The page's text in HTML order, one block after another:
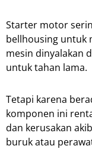
Starter motor
bellhousing untuk
mesin dinyalakan
untuk tahan lama.
Tetapi karena
komponen ini
dan kerusakan
buruk atau